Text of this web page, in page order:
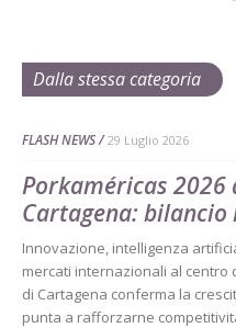
Dalla stessa categoria
FLASH NEWS 29 Luglio 2026
Porkaméricas 2026
Cartagena: bilancio
Innovazione, intelligenza
mercati internazionali al centro
di Cartagena conferma la
punta a rafforzarne